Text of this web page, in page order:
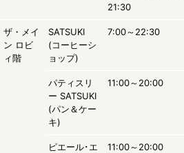
21:30
ザ・メイ
ン ロビ
ィ階
SATSUKI
(コーヒーシ
ョップ)
7:00～22:30
パティスリ
ー SATSUKI
(パン＆ケー
キ)
11:00～20:00
ピエール･エ
11:00～20:00